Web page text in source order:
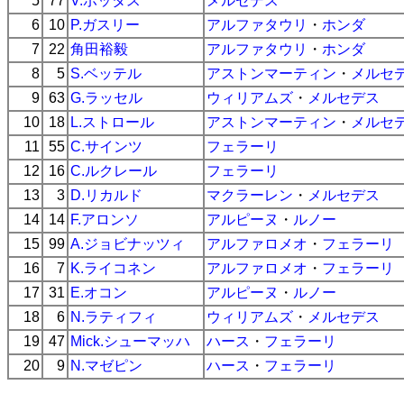
6
10 P.ガスリー アルファタウリ ・ ホンダ
7
22 角田裕毅 アルファタウリ ・ ホンダ
8
5 S.ベッテル アストンマーティン ・ メルセ
9 63 G.ラッセル ウィリアムズ ・ メルセデス
10
18 L.ストロール アストンマーティン ・ メルセ
11
55 C.サインツ
フェラーリ
12
16 C.ルクレール
フェラーリ
13
3 D.リカルド マクラーレン ・ メルセデス
14
14 F.アロンソ アルピーヌ ・ ルノー
15 99 A.ジョビナッツィ アルファロメオ ・ フェラーリ
16
7 K.ライコネン アルファロメオ ・ フェラーリ
17 31 E.オコン アルピーヌ ・ ルノー
18
6 N.ラティフィ ウィリアムズ ・ メルセデス
19 47 Mick.シューマッハ ハース ・ フェラーリ
20
9 N.マゼピン ハース ・ フェラーリ